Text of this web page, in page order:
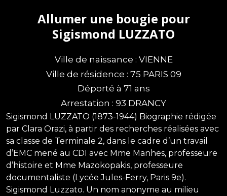
Allumer une bougie pour
Sigismond LUZZATO
Ville de naissance : VIENNE
Ville de résidence : 75 PARIS 09
Déporté à 71 ans
Arrestation : 93 DRANCY
Sigismond LUZZATO (1873-1944) Biographie rédigée
par Clara Orazi, à partir des recherches réalisées avec
sa classe de Terminale 2, dans le cadre d’un travail
d’EMC mené au CDI avec Mme Manhes, professeure
d’histoire et Mme Mazokopakis, professeure
documentaliste (Lycée Jules-Ferry, Paris 9e).
Sigismond Luzzato. Un nom anonyme au milieu